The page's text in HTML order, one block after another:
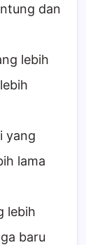
dan
lebih
yang
lama
lebih
baru